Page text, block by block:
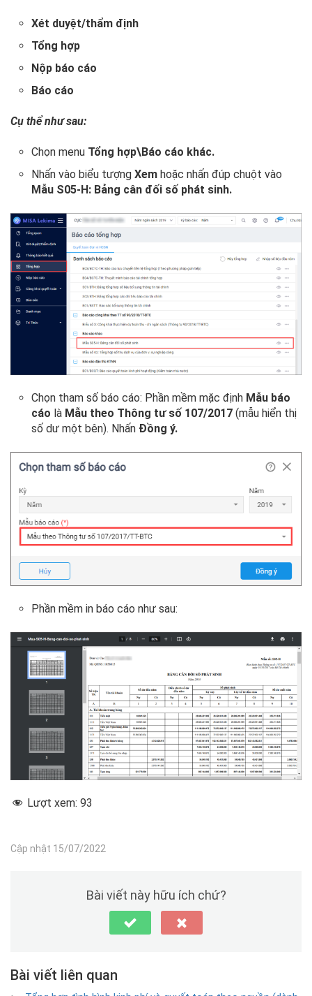
Xét duyệt/thẩm định
Tổng hợp
Nộp báo cáo
Báo cáo
Cụ thể như sau:
Chọn menu Tổng hợp\Báo cáo khác.
Nhấn vào biểu tượng Xem hoặc nhấn đúp chuột vào
Mẫu S05-H: Bảng cân đối số phát sinh.
Chọn tham số báo cáo: Phần mềm mặc định Mẫu báo
cáo là Mẫu theo Thông tư số 107/2017 (mẫu hiển thị
số dư một bên). Nhấn Đồng ý.
Phần mềm in báo cáo như sau:
Lượt xem: 93
Cập nhật 15/07/2022
Bài viết này hữu ích chứ?
Bài viết liên quan